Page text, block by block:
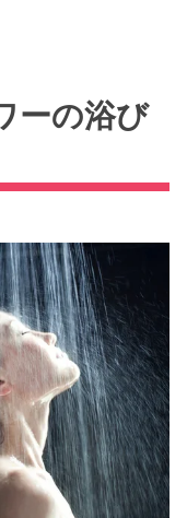
ーの浴び